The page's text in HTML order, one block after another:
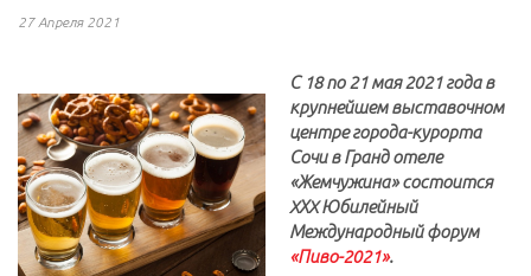
27 Апреля 2021
С 18 по 21 мая 2021 года в
крупнейшем выставочном
центре города-курорта
Сочи в Гранд отеле
«Жемчужина» состоится
XХX Юбилейный
Международный форум
«Пиво-2021».